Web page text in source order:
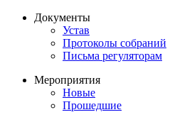
Документы
Устав
Протоколы собраний
Письма регуляторам
Мероприятия
Новые
Прошедшие